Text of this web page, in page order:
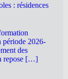
: résidences
période 2026-
des
repose […]